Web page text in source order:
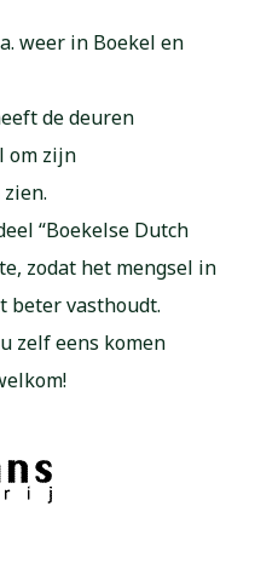
weer in Boekel en
de deuren
om zijn
“Boekelse Dutch
zodat het mengsel in
beter vasthoudt.
zelf eens komen